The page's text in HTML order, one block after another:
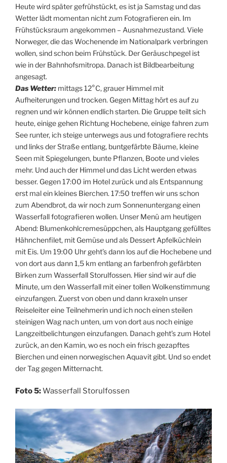
Heute wird später gefrühstückt, es ist ja Samstag und das
Wetter lädt momentan nicht zum Fotografieren ein. Im
Frühstücksraum angekommen – Ausnahmezustand. Viele
Norweger, die das Wochenende im Nationalpark verbringen
wollen, sind schon beim Frühstück. Der Geräuschpegel ist
wie in der Bahnhofsmitropa. Danach ist Bildbearbeitung
angesagt.
Das Wetter: mittags 12°C, grauer Himmel mit
Aufheiterungen und trocken. Gegen Mittag hört es auf zu
regnen und wir können endlich starten. Die Gruppe teilt sich
heute, einige gehen Richtung Hochebene, einige fahren zum
See runter, ich steige unterwegs aus und fotografiere rechts
und links der Straße entlang, buntgefärbte Bäume, kleine
Seen mit Spiegelungen, bunte Pflanzen, Boote und vieles
mehr. Und auch der Himmel und das Licht werden etwas
besser. Gegen 17:00 im Hotel zurück und als Entspannung
erst mal ein kleines Bierchen. 17:50 treffen wir uns schon
zum Abendbrot, da wir noch zum Sonnenuntergang einen
Wasserfall fotografieren wollen. Unser Menü am heutigen
Abend: Blumenkohlcremesüppchen, als Hauptgang gefülltes
Hähnchenfilet, mit Gemüse und als Dessert Apfelküchlein
mit Eis. Um 19:00 Uhr geht’s dann los auf die Hochebene und
von dort aus dann 1,5 km entlang an farbenfroh gefärbten
Birken zum Wasserfall Storulfossen. Hier sind wir auf die
Minute, um den Wasserfall mit einer tollen Wolkenstimmung
einzufangen. Zuerst von oben und dann kraxeln unser
Reiseleiter eine Teilnehmerin und ich noch einen steilen
steinigen Wag nach unten, um von dort aus noch einige
Langzeitbelichtungen einzufangen. Danach geht’s zum Hotel
zurück, an den Kamin, wo es noch ein frisch gezapftes
Bierchen und einen norwegischen Aquavit gibt. Und so endet
der Tag gegen Mitternacht.
Foto 5:Wasserfall Storulfossen